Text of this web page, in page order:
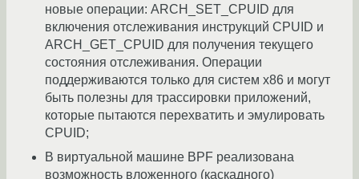
новые операции: ARCH_SET_CPUID для
включения отслеживания инструкций CPUID и
ARCH_GET_CPUID для получения текущего
состояния отслеживания. Операции
поддерживаются только для систем x86 и могут
быть полезны для трассировки приложений,
которые пытаются перехватить и эмулировать
CPUID;
В виртуальной машине BPF реализована
возможность вложенного (каскадного)